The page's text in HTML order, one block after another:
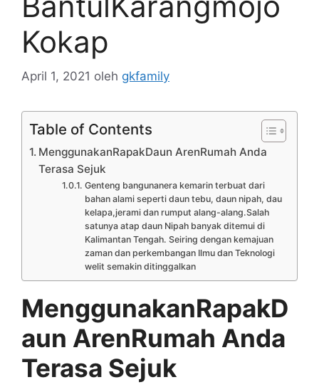
Kokap
April 1, 2021 oleh gkfamily
Table of Contents
MenggunakanRapakDaun ArenRumah Anda
Terasa Sejuk
Genteng bangunanera kemarin terbuat dari
bahan alami seperti daun tebu, daun nipah, dau
kelapa,jerami dan rumput alang-alang.Salah
satunya atap daun Nipah banyak ditemui di
Kalimantan Tengah. Seiring dengan kemajuan
zaman dan perkembangan Ilmu dan Teknologi
welit semakin ditinggalkan
MenggunakanRapakD
aun ArenRumah Anda
Terasa Sejuk